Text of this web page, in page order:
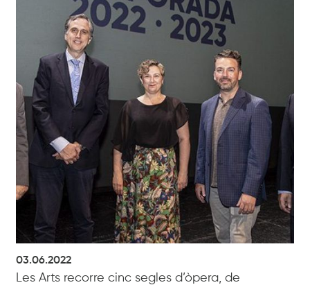
03.06.2022
Les Arts recorre cinc segles d’òpera, de